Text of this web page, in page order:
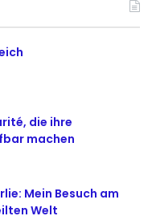
die ihre
machen
Mein Besuch am
Welt